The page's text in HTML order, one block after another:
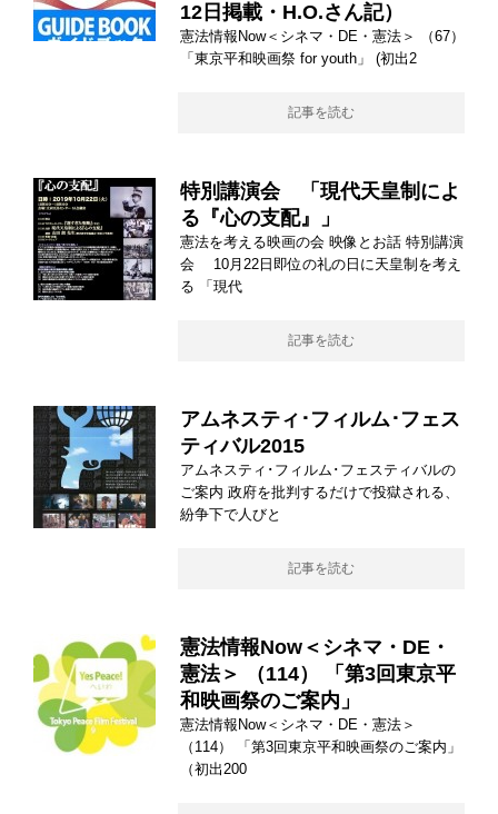
12日掲載・H.O.さん記）
憲法情報Now＜シネマ・DE・憲法＞ （67）
「東京平和映画祭 for youth」 (初出2
記事を読む
特別講演会 「現代天皇制によ
る『心の支配』」
憲法を考える映画の会 映像とお話 特別講演
会 10月22日即位の礼の日に天皇制を考え
る 「現代
記事を読む
アムネスティ･フィルム･フェス
ティバル2015
アムネスティ･フィルム･フェスティバルの
ご案内 政府を批判するだけで投獄される、
紛争下で人びと
記事を読む
憲法情報Now＜シネマ・DE・
憲法＞ （114） 「第3回東京平
和映画祭のご案内」
憲法情報Now＜シネマ・DE・憲法＞
（114） 「第3回東京平和映画祭のご案内」
（初出200